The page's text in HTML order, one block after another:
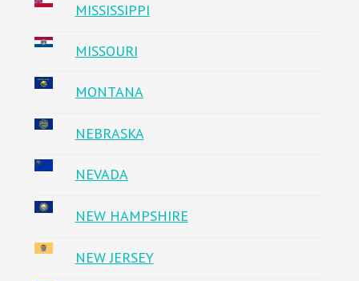
MISSISSIPPI
MISSOURI
MONTANA
NEBRASKA
NEVADA
NEW HAMPSHIRE
NEW JERSEY